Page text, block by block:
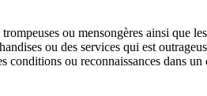
ou mensongères ainsi que
ou des services qui est
ou reconnaissances dans